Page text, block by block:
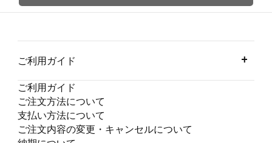
ご利用ガイド
ご利用ガイド
ご注文方法について
支払い方法について
ご注文内容の変更・キャンセルについて